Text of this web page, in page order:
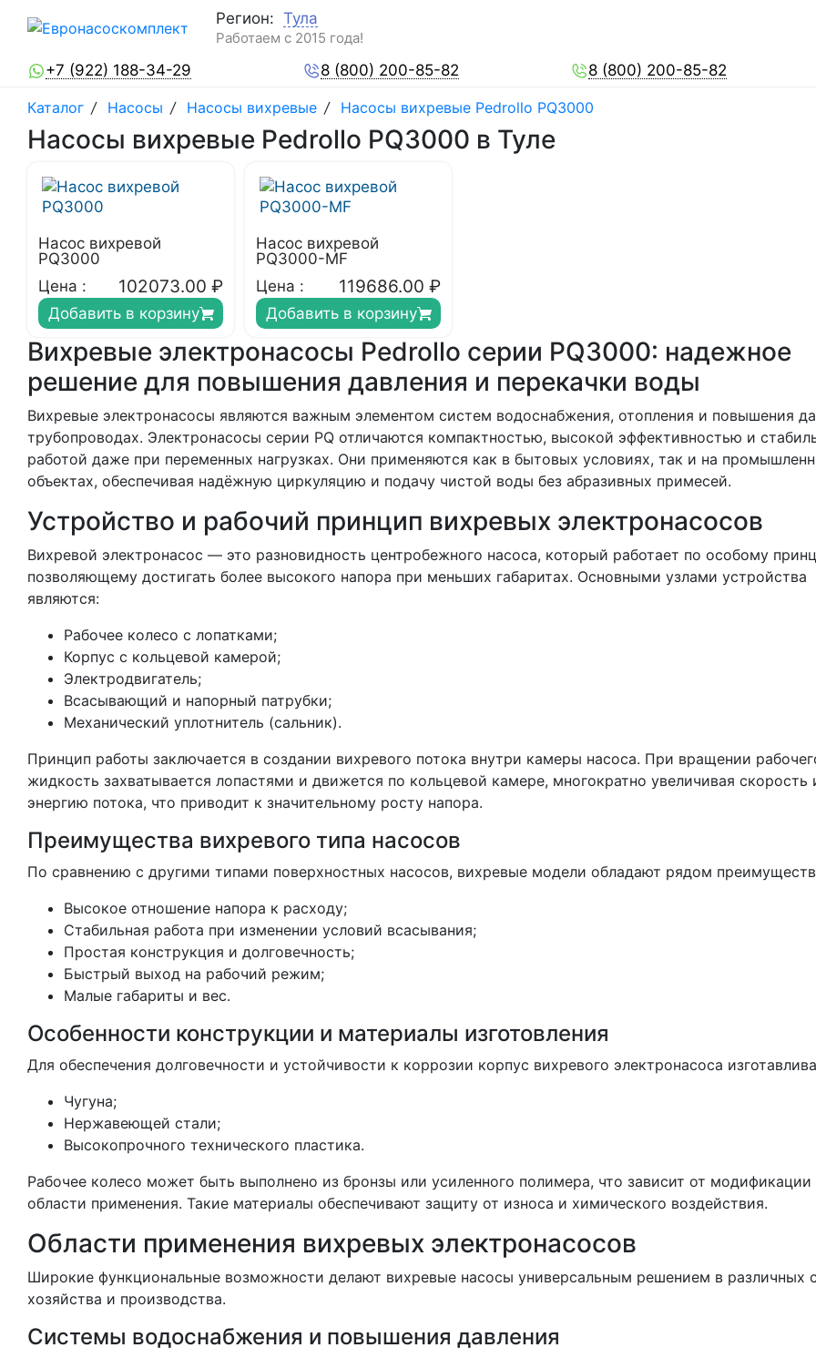
Регион: Тула
Работаем с 2015 года!
+7 (922) 188-34-29 8 (800) 200-85-82 8 (800) 200-85-82
Каталог / Насосы / Насосы вихревые / Насосы вихревые Pedrollo PQ3000
Насосы вихревые Pedrollo PQ3000 в Туле
Насос вихревой
PQ3000
Цена :
102073.00 ₽
Добавить в корзину
Насос вихревой
PQ3000-MF
Цена :
119686.00 ₽
Добавить в корзину
Вихревые электронасосы Pedrollo серии PQ3000: надежное
решение для повышения давления и перекачки воды
Вихревые электронасосы являются важным элементом систем водоснабжения, отопления и повышения
трубопроводах. Электронасосы серии PQ отличаются компактностью, высокой эффективностью и
работой даже при переменных нагрузках. Они применяются как в бытовых условиях, так и на
объектах, обеспечивая надёжную циркуляцию и подачу чистой воды без абразивных примесей.
Устройство и рабочий принцип вихревых электронасосов
Вихревой электронасос — это разновидность центробежного насоса, который работает по особому
позволяющему достигать более высокого напора при меньших габаритах. Основными узлами устройства
являются:
Рабочее колесо с лопатками;
Корпус с кольцевой камерой;
Электродвигатель;
Всасывающий и напорный патрубки;
Механический уплотнитель (сальник).
Принцип работы заключается в создании вихревого потока внутри камеры насоса. При вращении
жидкость захватывается лопастями и движется по кольцевой камере, многократно увеличивая скорость
энергию потока, что приводит к значительному росту напора.
Преимущества вихревого типа насосов
По сравнению с другими типами поверхностных насосов, вихревые модели обладают рядом
Высокое отношение напора к расходу;
Стабильная работа при изменении условий всасывания;
Простая конструкция и долговечность;
Быстрый выход на рабочий режим;
Малые габариты и вес.
Особенности конструкции и материалы изготовления
Для обеспечения долговечности и устойчивости к коррозии корпус вихревого электронасоса
Чугуна;
Нержавеющей стали;
Высокопрочного технического пластика.
Рабочее колесо может быть выполнено из бронзы или усиленного полимера, что зависит от модификации
области применения. Такие материалы обеспечивают защиту от износа и химического воздействия.
Области применения вихревых электронасосов
Широкие функциональные возможности делают вихревые насосы универсальным решением в различных
хозяйства и производства.
Системы водоснабжения и повышения давления